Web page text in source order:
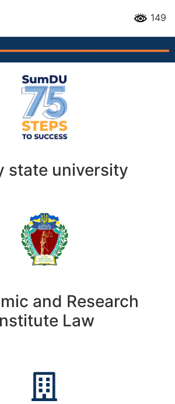
149
state university
and Research
Law